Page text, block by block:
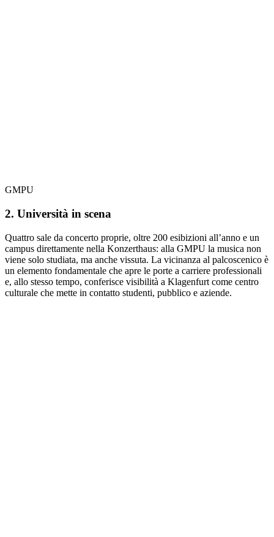
GMPU
2. Università in scena
Quattro sale da concerto proprie, oltre 200 esibizioni all’anno e un
campus direttamente nella Konzerthaus: alla GMPU la musica non
viene solo studiata, ma anche vissuta. La vicinanza al palcoscenico è
un elemento fondamentale che apre le porte a carriere professionali
e, allo stesso tempo, conferisce visibilità a Klagenfurt come centro
culturale che mette in contatto studenti, pubblico e aziende.